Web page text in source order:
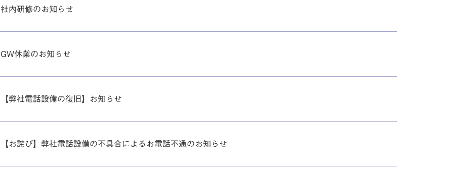
社内研修のお知らせ
GW休業のお知らせ
【弊社電話設備の復旧】お知らせ
【お詫び】弊社電話設備の不具合によるお電話不通のお知らせ